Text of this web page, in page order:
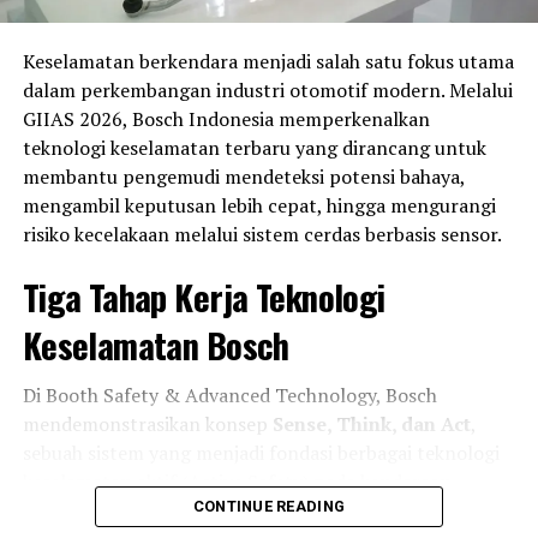
Persaingan di kelasAsia Production 250 (AP250)juga
dipastikan berlangsung sengit. Indonesia menurunkan
11 pembalap, termasukFahmi Basam, Galang Hendra
Pratama, Candra Hermawan , sertaIrfan Ardiansyah
yang tampil melalui jalur wildcard usai tampil impresif
di Mandalika Racing Series 2026. Wakil tuan rumah NTB,
Aldiaz Aqsal Ismaya, juga siap memanfaatkan
dukungan publik lokal.
berada di pundak Muhammad Faerozi,Wahyu
Nugroho
Herjun Atna Firdaus
Aditama, sertaFelix Putra Mulya
Sementara itu, kelas premierAsia Superbike 1000
dipastikan absen karena masih menjalani
proses pemulihan cedera.
Keselamatan berkendara menjadi salah satu fokus utama
dalam perkembangan industri otomotif modern. Melalui
GIIAS 2026, Bosch Indonesia memperkenalkan
teknologi keselamatan terbaru yang dirancang untuk
membantu pengemudi mendeteksi potensi bahaya,
mengambil keputusan lebih cepat, hingga mengurangi
risiko kecelakaan melalui sistem cerdas berbasis sensor.
Tiga Tahap Kerja Teknologi
Keselamatan Bosch
Di Booth Safety & Advanced Technology, Bosch
mendemonstrasikan konsep Sense, Think, dan Act
keselamatan aktif (Active Safety) pada kendaraan
CONTINUE READING